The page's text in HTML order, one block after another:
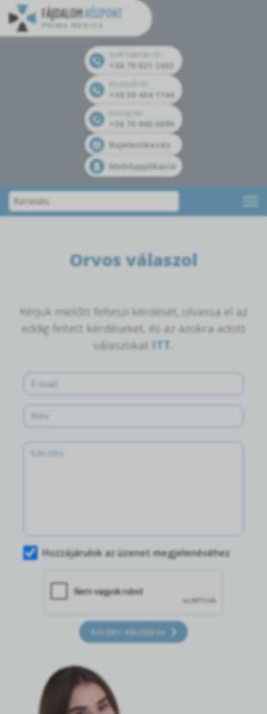
+36 70 621 2433
+36 30 434 1744
+36 70 940 0099
Bejelentkezés
Mobilapplikáció
Orvos válaszol
Kérjük mielőtt felteszi kérdését, olvassa el az
eddig feltett kérdéseket, és az azokra adott
válaszokat ITT.
Hozzájárulok az üzenet megjelenéséhez
Kérdés elküldése